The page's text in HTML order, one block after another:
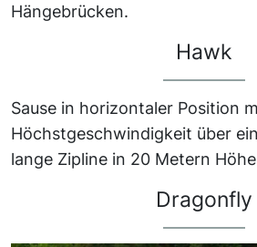
Hängebrücken.
Hawk
Sause in horizontaler Position
Höchstgeschwindigkeit über
lange Zipline in 20 Metern
Dragonfly